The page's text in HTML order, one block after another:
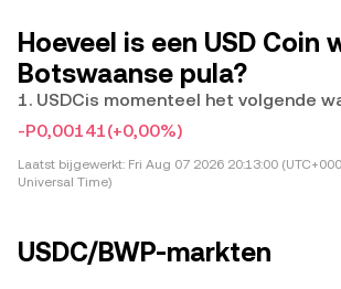
Hoeveel is een USD Coin
Botswaanse pula?
1. USDCis momenteel het volgende
-P0,00141(+0,00%)
Laatst bijgewerkt: Fri Aug 07 2026 20:13:00
Universal Time)
USDC/BWP-markten